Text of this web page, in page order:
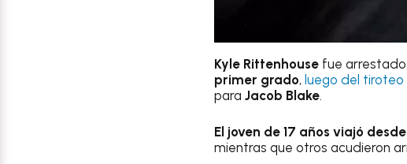
Kyle Rittenhouse fue arrestado
primer grado, luego del tiroteo
para Jacob Blake.
El joven de 17 años viajó
mientras que otros acudieron